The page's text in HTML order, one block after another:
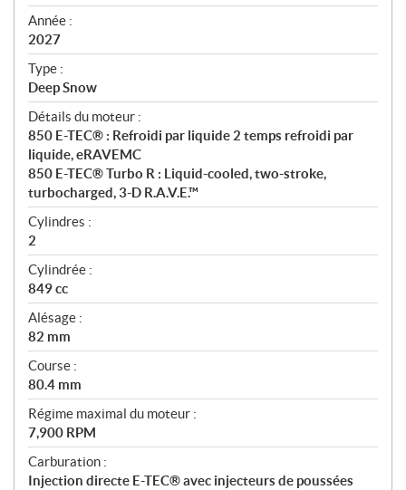
i
c
a
t
i
o
n
s
Année :
2027
Type :
Deep Snow
Détails du moteur :
850 E-TEC® : Refroidi par liquide 2 temps refroidi par
liquide, eRAVEMC
850 E-TEC® Turbo R : Liquid-cooled, two-stroke,
turbocharged, 3-D R.A.V.E.™
Cylindres :
2
Cylindrée :
849 cc
Alésage :
82 mm
Course :
80.4 mm
Régime maximal du moteur :
7,900 RPM
Carburation :
Injection directe E-TEC® avec injecteurs de poussées